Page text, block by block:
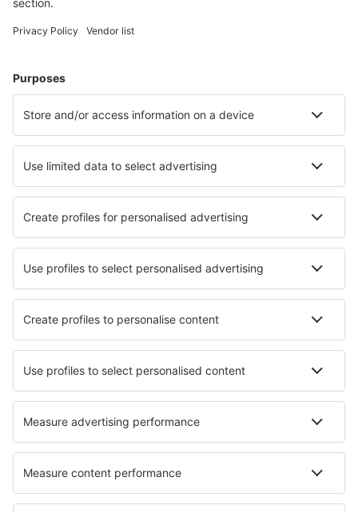
Hoteluri în São Paulo
Hoteluri în Caraíva Hoteluri în Piçarras
Hoteluri în Cachoeira Paulista Hoteluri în Pocos De Caldas
Cele mai bune hoteluri - orașe
Hoteluri în Kalamítsion Amigdhálion Hoteluri în Athamánion
Hoteluri în Wijckel Hoteluri în White Sands
Hoteluri în Kelling Hoteluri în Uozu Hoteluri Timtig
Hoteluri în Newport
Cele mai bune hoteluri - regiuni
Hoteluri în Ipanema Hoteluri în Copacabana
Hoteluri în Fernando de Noronha